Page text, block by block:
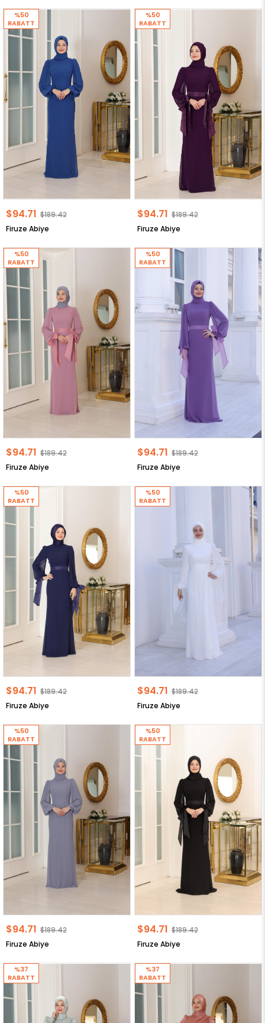
Firuze Abiye
$94.71 $189.42
%50
RABATT
Firuze Abiye
$94.71 $189.42
%50
RABATT
Firuze Abiye
$94.71 $189.42
%50
RABATT
Firuze Abiye
$94.71 $189.42
%50
RABATT
Firuze Abiye
$94.71 $189.42
%50
RABATT
Firuze Abiye
$94.71 $189.42
%50
RABATT
Firuze Abiye
$94.71 $189.42
%50
RABATT
Firuze Abiye
$94.71 $189.42
%50
RABATT
%37
RABATT
%37
RABATT